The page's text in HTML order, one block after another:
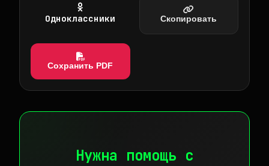
Одноклассники Скопировать
Сохранить PDF
Нужна помощь с